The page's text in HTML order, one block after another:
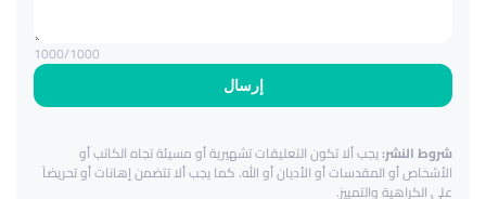
إرسال
1000/1000
شروط النشر:يجب ألا تكون التعليقات تشهيرية أو مسيئة تجاه الكاتب أو
الأشخاص أو المقدسات أو الأديان أو الله. كما يجب ألا تتضمن إهانات أو تحريضاً
على الكراهية والتمييز.